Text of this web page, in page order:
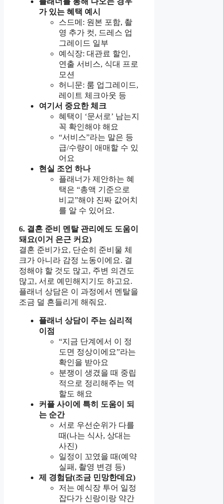
가 있는 혜택 예시
스드메: 원본 포함, 촬
영 추가 컷, 드레스 업
그레이드 일부
예식장: 대관료 할인,
연출 서비스, 식대 프로
모션
허니문: 룸 업그레이드,
레이트 체크아웃 등
여기서 중요한 체크
혜택이 ‘문서로’ 남는지
꼭 확인해야 해요
“서비스”라는 말은 등
급/수량이 애매할 수 있
어요
현실 조언 하나
플래너가 제안하는 혜
택은 “총액 기준으로
비교”해야 진짜 값어치
를 알 수 있어요.
6. 결혼 준비 멘탈 관리에도 도움이
돼요(이거 은근 커요)
결혼 준비가요, 단순히 준비물 체
크가 아니라 감정 노동이에요. 결
정해야 할 것도 많고, 주변 의견도
많고, 서로 예민해지기도 하고요.
플래너 상담은 이 과정에서 멘탈을
조금 덜 흔들리게 해줘요.
플래너 상담이 주는 심리적
이점
“지금 단계에서 이 정
도면 정상이에요”라는
확인을 받아요
분쟁이 생겼을 때 중립
적으로 정리해주는 역
할도 해요
커플 사이에 특히 도움이 되
는 순간
서로 우선순위가 다를
때(나는 식사, 상대는
사진)
일정이 꼬였을 때(예약
실패, 촬영 변경 등)
제 경험담(조금 민망한데요)
저는 예식장 투어 일정
잡다가 신랑이랑 약간